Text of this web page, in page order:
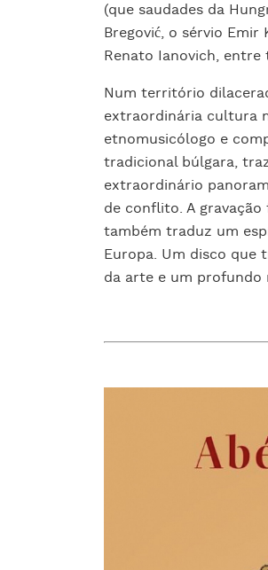
(que saudades da
Bregović, o sérvio
Renato Ianovich, entre
Num território
extraordinária cultura
etnomusicólogo e
tradicional búlgara,
extraordinário
de conflito. A
também traduz um
Europa. Um disco que
da arte e um profundo